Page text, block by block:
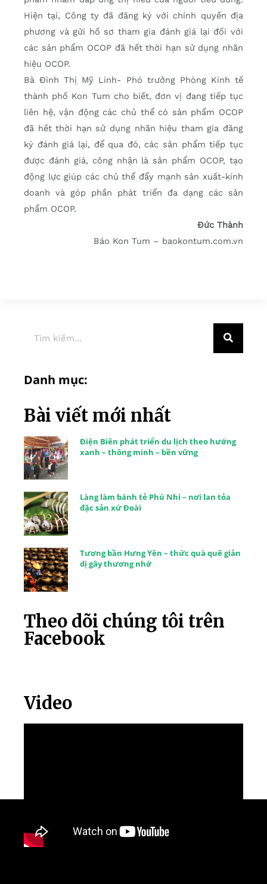
Hiện tại, Công ty đã đăng ký với chính quyền địa
phương và gửi hồ sơ tham gia đánh giá lại đối với
các sản phẩm OCOP đã hết thời hạn sử dụng nhãn
hiệu OCOP.
Bà Đinh Thị Mỹ Linh- Phó trưởng Phòng Kinh tế
thành phố Kon Tum cho biết, đơn vị đang tiếp tục
liên hệ, vận động các chủ thể có sản phẩm OCOP
đã hết thời hạn sử dụng nhãn hiệu tham gia đăng
ký đánh giá lại, để qua đó, các sản phẩm tiếp tục
được đánh giá, công nhận là sản phẩm OCOP, tạo
động lực giúp các chủ thể đẩy mạnh sản xuất-kinh
doanh và góp phần phát triển đa dạng các sản
phẩm OCOP.
Đức Thành
Báo Kon Tum – baokontum.com.vn
Danh mục:
Bài viết mới nhất
Điện Biên phát triển du lịch theo hướng
xanh – thông minh – bền vững
Làng làm bánh tẻ Phú Nhi – nơi lan tỏa
đặc sản xứ Đoài
Tương bần Hưng Yên – thức quà quê giản
dị gây thương nhớ
Theo dõi chúng tôi trên
Facebook
Video